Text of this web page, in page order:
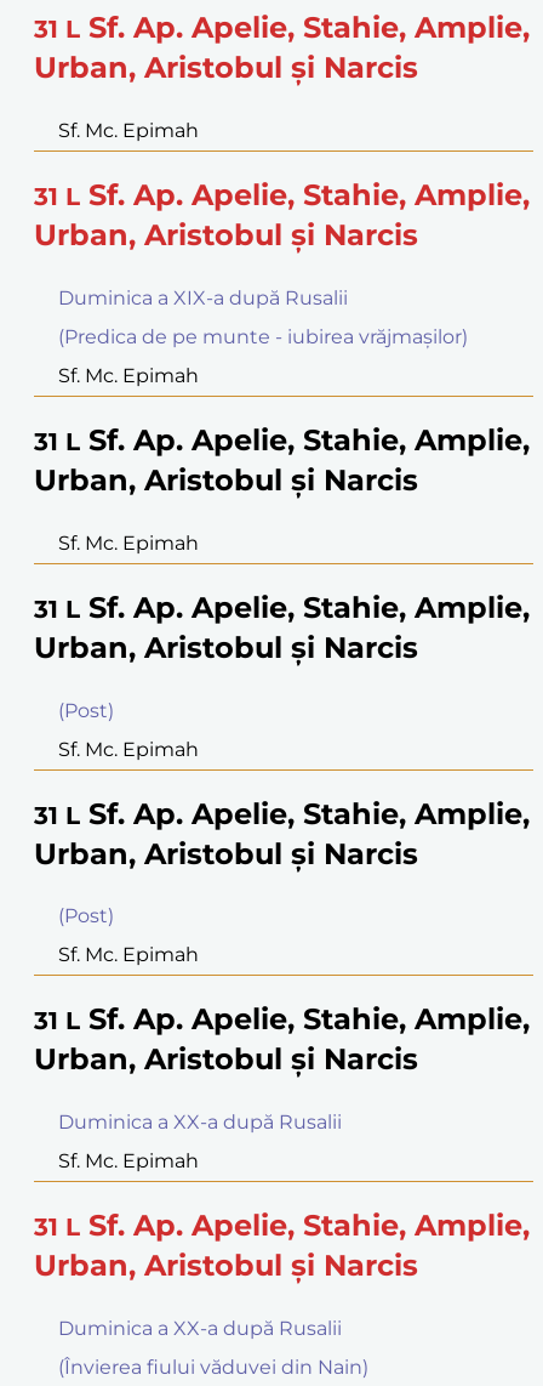
31 L Sf. Ap. Apelie, Stahie, Amplie,
Urban, Aristobul şi Narcis
Sf. Mc. Epimah
31 L Sf. Ap. Apelie, Stahie, Amplie,
Urban, Aristobul şi Narcis
Duminica a XIX-a după Rusalii
(Predica de pe munte - iubirea vrăjmaşilor)
Sf. Mc. Epimah
31 L Sf. Ap. Apelie, Stahie, Amplie,
Urban, Aristobul şi Narcis
Sf. Mc. Epimah
31 L Sf. Ap. Apelie, Stahie, Amplie,
Urban, Aristobul şi Narcis
(Post)
Sf. Mc. Epimah
31 L Sf. Ap. Apelie, Stahie, Amplie,
Urban, Aristobul şi Narcis
(Post)
Sf. Mc. Epimah
31 L Sf. Ap. Apelie, Stahie, Amplie,
Urban, Aristobul şi Narcis
Duminica a XX-a după Rusalii
Sf. Mc. Epimah
31 L Sf. Ap. Apelie, Stahie, Amplie,
Urban, Aristobul şi Narcis
Duminica a XX-a după Rusalii
(Învierea fiului văduvei din Nain)